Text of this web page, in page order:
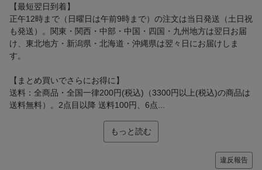
【最短翌日到着】
正午12時まで（日曜日は午前9時まで）の注文は当日発送（土日祝
も発送）。関東・関西・中部・中国・四国・九州地方は翌日お届
け、東北地方・新潟県・北海道・沖縄県は翌々日にお届けしま
す。
【まとめ買いでさらにお得に】
送料：全商品・全国一律200円(税込)（3300円以上(税込)の商品は
送料無料）。2点目以降 送料100円、6点...
もっと読む
違反報告